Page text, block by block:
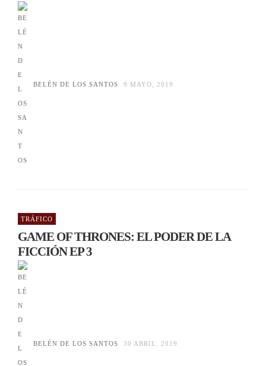
BELÉN DE LOS SANTOS 9 MAYO, 2019
TRÁFICO
GAME OF THRONES: EL PODER DE LA
FICCIÓN EP 3
BELÉN DE LOS SANTOS 30 ABRIL, 2019